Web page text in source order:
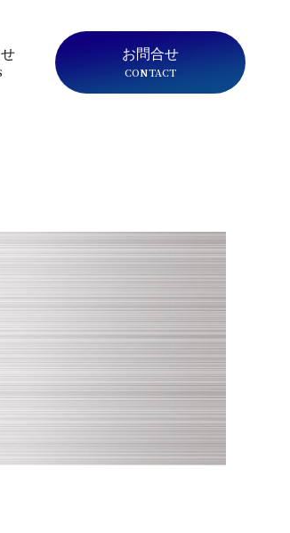
お問合せ
CONTACT